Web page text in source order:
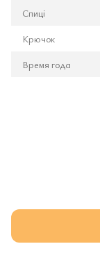
Спиці
Крючок
Время года